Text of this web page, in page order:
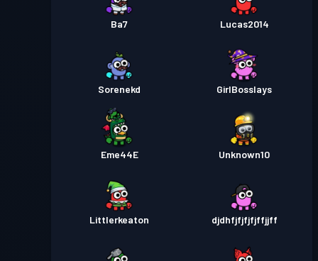
Ba7 Lucas2014
Sorenekd GirlBosslays
Eme44E Unknown10
Littlerkeaton djdhfjfjfjfjffjjff